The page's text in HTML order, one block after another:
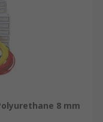
8 mm